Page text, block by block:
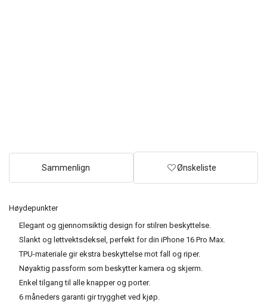
Høydepunkter
Elegant og gjennomsiktig design for stilren beskyttelse.
Slankt og lettvektsdeksel, perfekt for din iPhone 16 Pro Max.
TPU-materiale gir ekstra beskyttelse mot fall og riper.
Nøyaktig passform som beskytter kamera og skjerm.
Enkel tilgang til alle knapper og porter.
6 måneders garanti gir trygghet ved kjøp.
Sammenlign Ønskeliste